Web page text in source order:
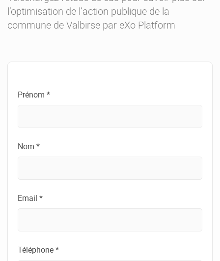
l’optimisation de l’action publique de la
commune de Valbirse par eXo Platform
Prénom *
Nom *
Email *
Téléphone *